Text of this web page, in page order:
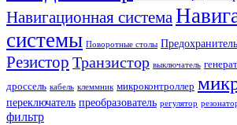
Навигационная система
системы Поворотные столы Предохранитель
Резистор Транзистор выключатель
дроссель кабель клеммник микроконтроллер
переключатель преобразователь регулятор
фильтр